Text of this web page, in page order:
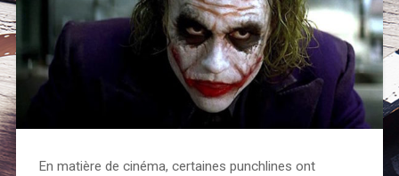
En matière de cinéma, certaines punchlines ont